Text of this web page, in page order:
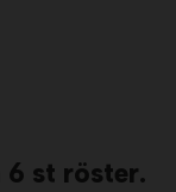
6 st röster.